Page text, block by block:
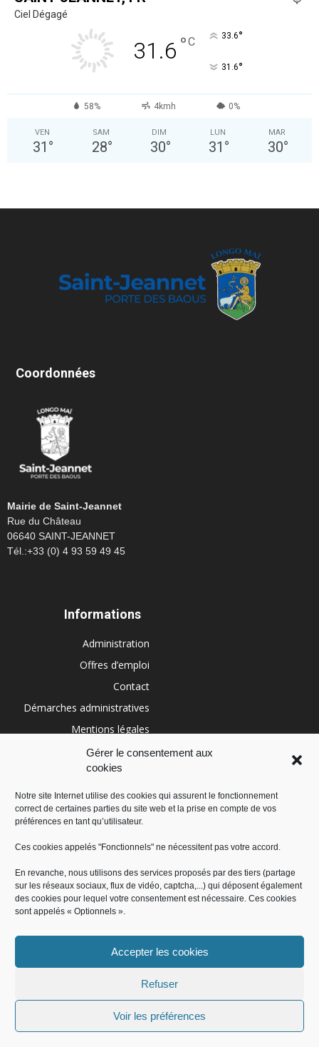
Gérer le consentement aux
cookies
Notre site Internet utilise des cookies qui assurent le fonctionnement
correct de certaines parties du site web et la prise en compte de vos
préférences en tant qu’utilisateur.
Ces cookies appelés "Fonctionnels" ne nécessitent pas votre accord.
En revanche, nous utilisons des services proposés par des tiers (partage
sur les réseaux sociaux, flux de vidéo, captcha,...) qui déposent également
des cookies pour lequel votre consentement est nécessaire. Ces cookies
sont appelés « Optionnels ».
Accepter les cookies
Refuser
Voir les préférences
Ciel Dégagé
31.6 °C 33.6°
31.6°
58% 4kmh 0%
VEN
31 °
SAM
28°
DIM
30°
LUN
31 °
MAR
30°
Coordonnées
Mairie de Saint-Jeannet
Rue du Château
06640 SAINT-JEANNET
Tél.:+33 (0) 4 93 59 49 45
Informations
Administration
Offres d’emploi
Contact
Démarches administratives
Mentions légales
Conditions générales
Politique de cookies (UE)
RÉGION SUD
Mentions légales
© Mairie de Saint-Jeannet 2018, tous droits réservés - Produit par le
SICTIAM